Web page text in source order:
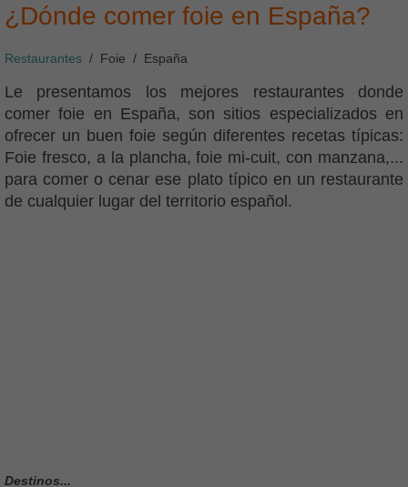
¿Dónde comer foie en España?
Restaurantes Foie España
Le presentamos los mejores restaurantes donde
comer foie en España, son sitios especializados en
ofrecer un buen foie según diferentes recetas típicas:
Foie fresco, a la plancha, foie mi-cuit, con manzana,...
para comer o cenar ese plato típico en un restaurante
de cualquier lugar del territorio español.
Destinos...